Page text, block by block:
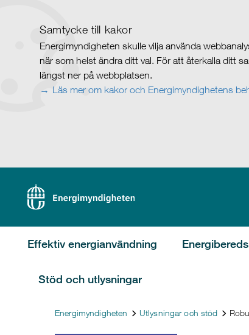
Samtycke till kakor
Energimyndigheten skulle vilja använda
när som helst ändra ditt val. För att återkalla ditt
längst ner på webbplatsen.
Läs mer om kakor och Energimyndighetens
Effektiv energianvändning
Stöd och utlysningar
Energimyndigheten Utlysningar och stöd